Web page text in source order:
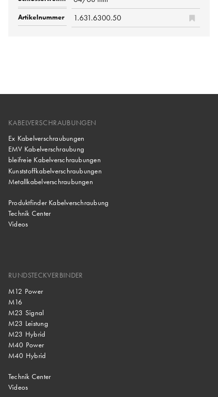
1.631.6300.50
KABELVERSCHRAUBUNGEN
Ex Kabelverschraubungen
EMV Kabelverschraubung
bleifreie Kabelverschraubungen
Kunststoffkabelverschraubungen
Metallkabelverschraubungen
Produktfinder Kabelverschraubung
Technik Center
Videos
RUNDSTECKVERBINDER
M12 Power
M16
M23 Signal
M23 Leistung
M23 Hybrid
M40 Power
M40 Hybrid
Technik Center
Videos